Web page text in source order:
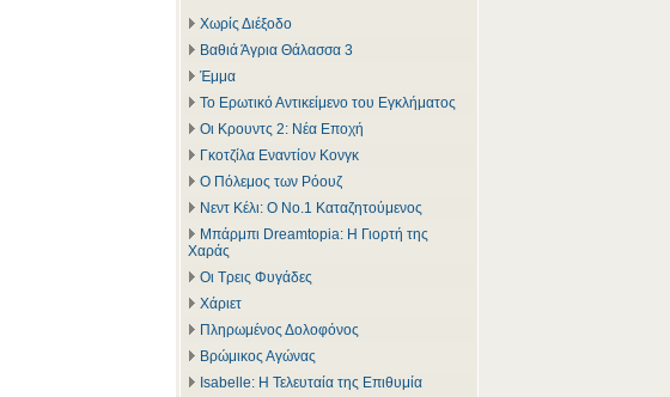
Χωρίς Διέξοδο
Βαθιά Άγρια Θάλασσα 3
Έμμα
Το Ερωτικό Αντικείμενο του Εγκλήματος
Οι Κρουντς 2: Νέα Εποχή
Γκοτζίλα Εναντίον Κονγκ
Ο Πόλεμος των Ρόουζ
Νεντ Κέλι: Ο Νο.1 Καταζητούμενος
Μπάρμπι Dreamtopia: Η Γιορτή της
Χαράς
Οι Τρεις Φυγάδες
Χάριετ
Πληρωμένος Δολοφόνος
Βρώμικος Αγώνας
Isabelle: Η Τελευταία της Επιθυμία